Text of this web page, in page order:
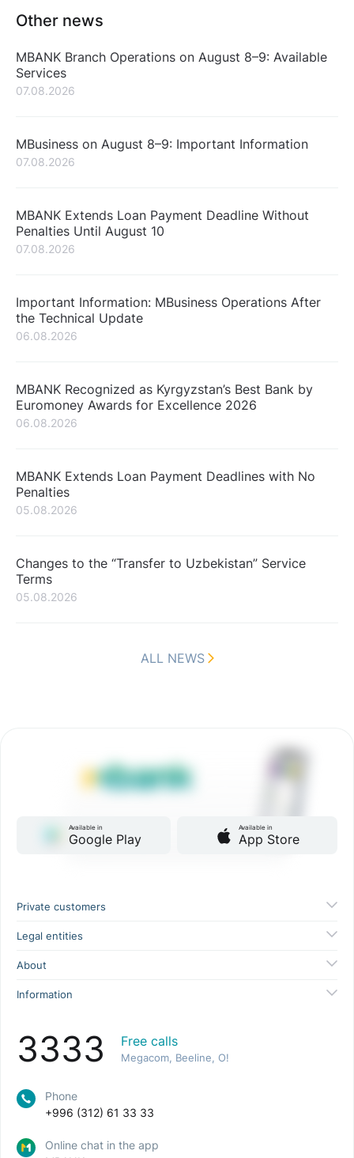
Other news
MBANK Branch Operations on August 8–9: Available
Services
07.08.2026
MBusiness on August 8–9: Important Information
07.08.2026
MBANK Extends Loan Payment Deadline Without
Penalties Until August 10
07.08.2026
Important Information: MBusiness Operations After
the Technical Update
06.08.2026
MBANK Recognized as Kyrgyzstan’s Best Bank by
Euromoney Awards for Excellence 2026
06.08.2026
MBANK Extends Loan Payment Deadlines with No
Penalties
05.08.2026
Changes to the “Transfer to Uzbekistan” Service
Terms
05.08.2026
ALL NEWS
Available in
Google Play
Available in
App Store
Private customers
Legal entities
About
Information
3333 Free calls
Megacom, Beeline, O!
Phone
+996 (312) 61 33 33
Online chat in the app